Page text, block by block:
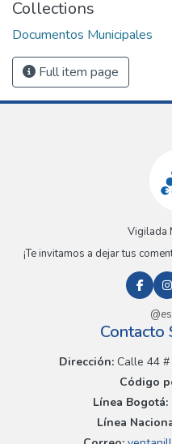
Collections
Documentos Municipales
Full item page
Vigilada
¡Te invitamos a dejar tus
Contacto
Dirección:Calle 44 #
Código
Línea Bogotá:
Línea